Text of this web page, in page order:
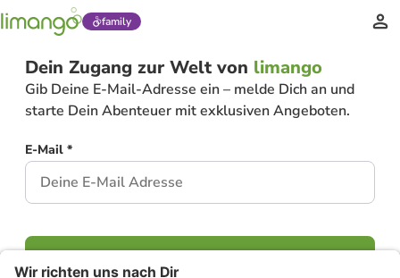
family
Dein Zugang zur Welt von limango
Gib Deine E-Mail-Adresse ein – melde Dich an und
starte Dein Abenteuer mit exklusiven Angeboten.
E-Mail *
Weiter